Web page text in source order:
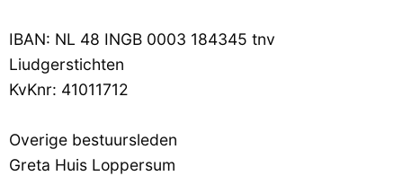
IBAN: NL 48 INGB 0003 184345 tnv
Liudgerstichten
KvKnr: 41011712
Overige bestuursleden
Greta Huis Loppersum